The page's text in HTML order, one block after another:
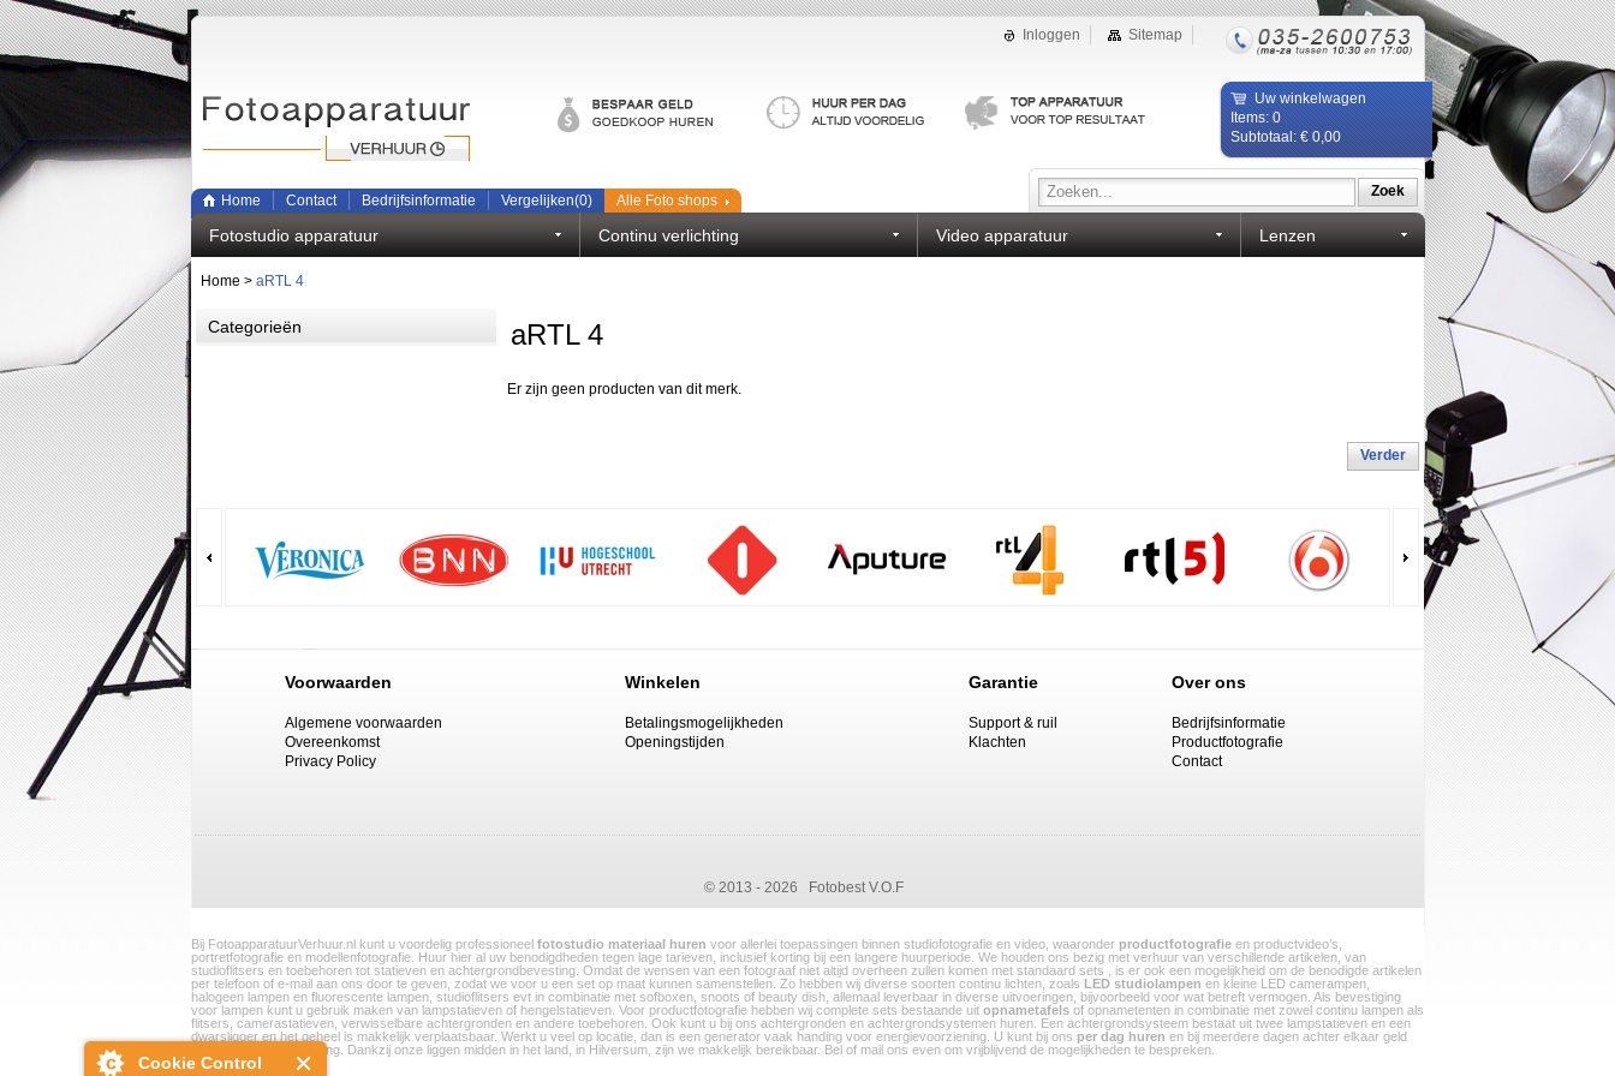
Cookie Control
Inloggen Sitemap
Uw winkelwagen
Items: 0
Subtotaal: € 0,00
Zoek
Home Contact Bedrijfsinformatie Vergelijken(0) Alle Foto shops
Fotostudio apparatuur Continu verlichting Video apparatuur Lenzen
Home > aRTL 4
Categorieën aRTL 4
Er zijn geen producten van dit merk.
Verder
Voorwaarden Winkelen Garantie Over ons
Algemene voorwaarden
Overeenkomst
Privacy Policy
Betalingsmogelijkheden
Openingstijden
Support & ruil
Klachten
Bedrijfsinformatie
Productfotografie
Contact
© 2013 - 2026 Fotobest V.O.F
Bij FotoapparatuurVerhuur.nl kunt u voordelig professioneel fotostudio materiaal huren voor allerlei toepassingen binnen studiofotografie en video, waaronder productfotografie en productvideo’s,
portretfotografie en modellenfotografie. Huur hier al uw benodigdheden tegen lage tarieven, inclusief korting bij een langere huurperiode. We houden ons bezig met verhuur van verschillende artikelen, van
studioflitsers en toebehoren tot statieven en achtergrondbevesting. Omdat de wensen van een fotograaf niet altijd overheen zullen komen met standaard sets , is er ook een mogelijkheid om de benodigde artikelen
per telefoon of e-mail aan ons door te geven, zodat we voor u een set op maat kunnen samenstellen. Zo hebben wij diverse soorten continu lichten, zoals LED studiolampen en kleine LED camerampen,
halogeen lampen en fluorescente lampen, studioflitsers evt in combinatie met sofboxen, snoots of beauty dish, allemaal leverbaar in diverse uitvoeringen, bijvoorbeeld voor wat betreft vermogen. Als bevestiging
voor lampen kunt u gebruik maken van lampstatieven of hengelstatieven. Voor productfotografie hebben wij complete sets bestaande uit opnametafels of opnametenten in combinatie met zowel continu lampen als
flitsers, camerastatieven, verwisselbare achtergronden en andere toebehoren. Ook kunt u bij ons achtergronden en achtergrondsystemen huren. Een achtergrondsysteem bestaat uit twee lampstatieven en een
dwarsligger en het geheel is makkelijk verplaatsbaar. Werkt u veel op locatie, dan is een generator vaak handing voor energievoorziening. U kunt bij ons per dag huren en bij meerdere dagen achter elkaar geld
een aantrekkelijke korting. Dankzij onze liggen midden in het land, in Hilversum, zijn we makkelijk bereikbaar. Bel of mail ons even om vrijblijvend de mogelijkheden te bespreken.